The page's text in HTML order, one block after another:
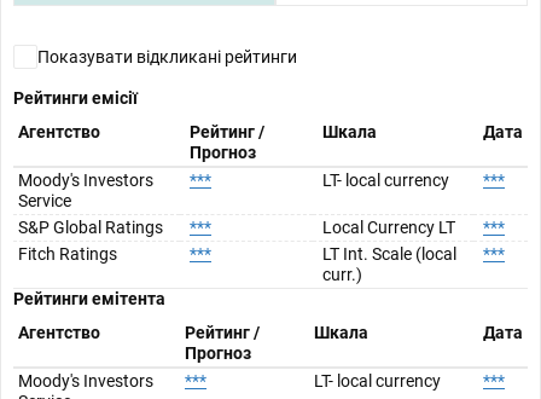
Показувати відкликані рейтинги
Рейтинги емісії
Агентство
Рейтинг /
Прогноз
Шкала Дата
Moody's Investors
Service
*** LT- local currency ***
S&P Global Ratings *** Local Currency LT
***
Fitch Ratings
***
LT Int. Scale (local
curr.)
***
Рейтинги емітента
Агентство
Рейтинг /
Прогноз
Шкала Дата
Moody's Investors
*** LT- local currency ***